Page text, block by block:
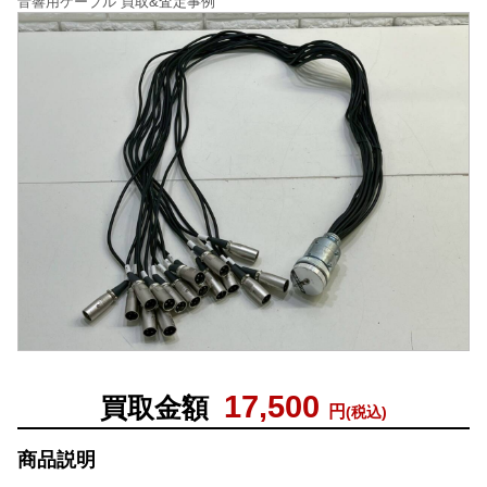
買取金額 17,500 円(税込)
商品説明